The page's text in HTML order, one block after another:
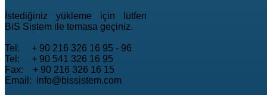
İstediğiniz yükleme için lütfen
BiS Sistem ile temasa geçiniz.
Tel: + 90 216 326 16 95 - 96
Tel: + 90 541 326 16 95
Fax: + 90 216 326 16 15
Email: info@bissistem.com